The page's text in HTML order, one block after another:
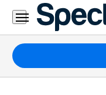
Residencial
Business
Paquetes
Internet